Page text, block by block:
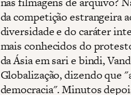
da competição estrangeira
diversidade e do caráter
mais conhecidos do
da Ásia em sari e bindi,
Globalização, dizendo que
democracia". Minutos